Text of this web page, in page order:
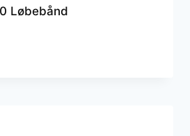
Løbebånd